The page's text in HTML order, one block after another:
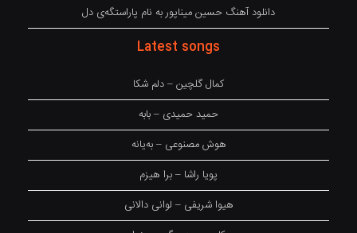
دانلود آهنگ حسین میناپور به نام پاراستگەی دل
Latest songs
کمال گلچین – دلم شکا
حمید حمیدی – بابه
هوش مصنوعی – بەیانە
پویا راشا – برا هیزم
هیوا شریفی – لوانی دالانی